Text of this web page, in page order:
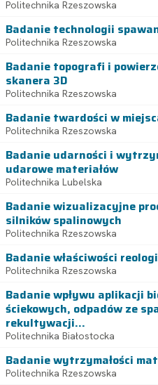
Politechnika Rzeszowska
Badanie technologii
Politechnika Rzeszowska
Badanie topografi i
skanera 3D
Politechnika Rzeszowska
Badanie twardości w
Politechnika Rzeszowska
Badanie udarności i
udarowe materiałów
Politechnika Lubelska
Badanie wizualizacyjne
silników spalinowych
Politechnika Rzeszowska
Badanie właściwości
Politechnika Rzeszowska
Badanie wpływu aplikacji
ściekowych, odpadów ze
rekultywacji...
Politechnika Białostocka
Badanie wytrzymałości
Politechnika Rzeszowska